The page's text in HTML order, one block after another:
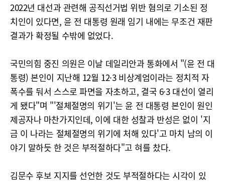
2022년 대선과 관련해 공직선거법 위반 혐의로 기소된 정
치인이 있다면, 윤 전 대통령 원래 임기 내에는 무조건 재판
결과가 확정될 수밖에 없었다.
국민의힘 중진 의원은 이날 데일리안과 통화에서 "(윤 전 대
통령) 본인이 지난해 12월 12·3 비상계엄이라는 정치적 자
폭수를 둬서 스스로 파면을 자초하고, 결국 6·3 대선이 열리
게 됐다"며 "'절체절명의 위기'는 윤 전 대통령 본인이 원인
제공자나 마찬가지인데, 이에 대한 성찰과 반성은 없이 '지
금 이 나라는 절체절명의 위기에 처해 있다'고 마치 남의 이
야기 말하듯 한 것은 부적절하다"고 혀를 찼다.
김문수 후보 지지를 선언한 것도 부적절하다는 시각이 있